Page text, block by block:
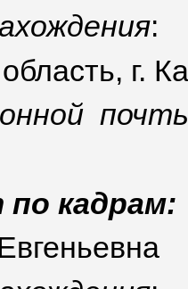
:
г.
кадрам: